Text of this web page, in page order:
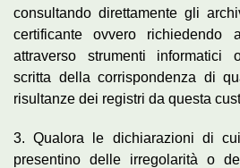
consultando direttamente gli
certificante ovvero richiedendo
attraverso strumenti informatici
scritta della corrispondenza di
risultanze dei registri da questa
3. Qualora le dichiarazioni di
presentino delle irregolarità o